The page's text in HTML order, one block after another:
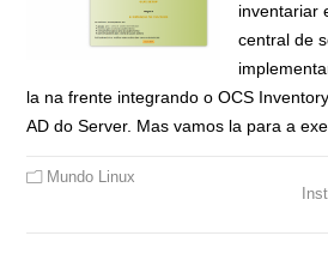
inventariar
central de
la na frente integrando o OCS
AD do Server. Mas vamos la para a
Mundo Linux